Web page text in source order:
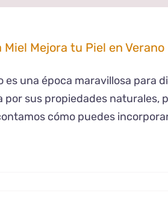
Miel Mejora tu Piel en Verano
es una época maravillosa para
por sus propiedades naturales,
cómo puedes